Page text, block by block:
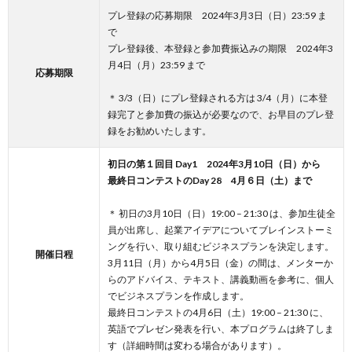
応募期限
プレ登録の応募期限 2024年3月3日（日）23:59 ま
で
プレ登録後、本登録と参加費振込みの期限 2024年3
月4日（月）23:59 まで
＊ 3/3（日）にプレ登録される方は 3/4（月）に本登
録完了と参加費の振込が必要なので、お早目のプレ登
録をお勧めいたします。
開催日程
初日の第１回目 Day1 2024年3月10日（日）から
最終日コンテストのDay 28 4月６日（土）まで
＊ 初日の3月10日（日）19:00 – 21:30 は、参加生徒全
員が出席し、起業アイデアについてブレインストーミ
ングを行い、取り組むビジネスプランを決定します。
3月11日（月）から4月5日（金）の間は、メンターか
らのアドバイス、テキスト、講義動画を参考に、個人
でビジネスプランを作成します。
最終日コンテストの4月6日（土）19:00 – 21:30 に、
英語でプレゼン発表を行い、本プログラムは終了しま
す（詳細時間は変わる場合があります）。